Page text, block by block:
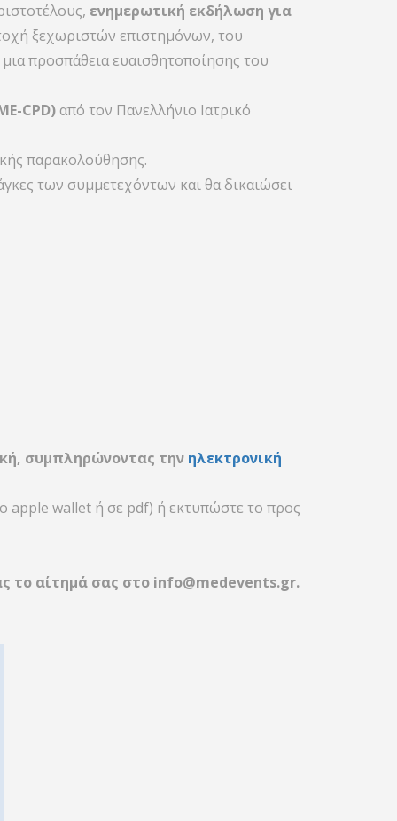
ενημερωτική εκδήλωση για
ξεχωριστών επιστημόνων, του
προσπάθεια ευαισθητοποίησης του
CPD)από τον Πανελλήνιο Ιατρικό
παρακολούθησης.
των συμμετεχόντων και θα δικαιώσει
συμπληρώνοντας την ηλεκτρονική
apple wallet ή σε pdf) ή εκτυπώστε το προς
το αίτημά σας στο info@medevents.gr.